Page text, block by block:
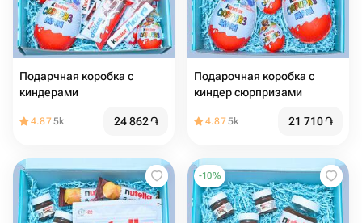
Подарчная коробка с
киндерами
4.875k 24 862֏
Подарочная коробка с
киндер сюрпризами
4.875k 21 710֏
-10%